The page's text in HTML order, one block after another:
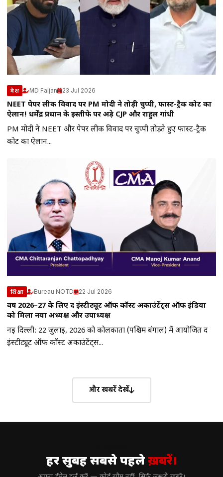
देश MD Faijan 23 Jul 2026
NEET पेपर लीक विवाद पर PM मोदी ने तोड़ी चुप्पी, फास्ट-ट्रैक कोर्ट का
ऐलान! धर्मेंद्र प्रधान के इस्तीफे पर अड़े CJP और राहुल गांधी
PM मोदी ने NEET और पेपर लीक विवाद पर चुप्पी तोड़ते हुए फास्ट-ट्रैक
कोर्ट का ऐलान...
शिक्षा Bureau NOTD 22 Jul 2026
वर्ष 2026–27 के लिए द इंस्टीट्यूट ऑफ कॉस्ट अकाउंटेंट्स ऑफ इंडिया
को मिला नया अध्यक्ष और उपाध्यक्ष
नई दिल्ली: 22 जुलाई, 2026 को कोलकाता (पश्चिम बंगाल) में आयोजित द
इंस्टीट्यूट ऑफ कॉस्ट अकाउंटेंट्स...
और खबरें देखें
हर सुबह सबसे पहलेख़बरें।